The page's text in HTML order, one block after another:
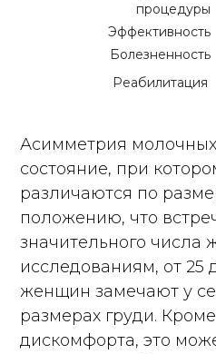
процедуры
Эффективность
Болезненность
Реабилитация
Асимметрия
состояние, при
различаются по
положению, что
значительного числа
исследованиям, от 25
женщин замечают у
размерах груди.
дискомфорта, это